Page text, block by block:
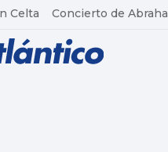
Celta Concierto de